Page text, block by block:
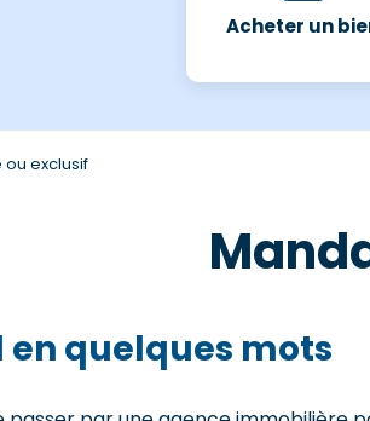
Acheter un
exclusif
en quelques mots